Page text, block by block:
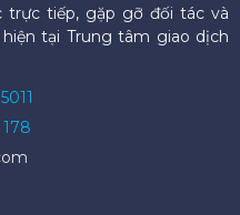
trực tiếp, gặp gỡ đối tác và
tại Trung tâm giao dịch